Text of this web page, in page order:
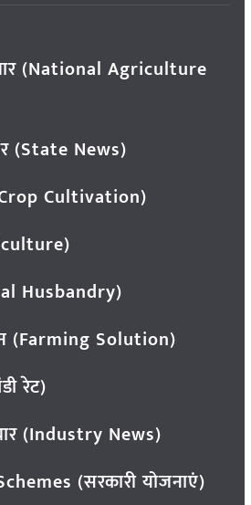
(National Agriculture
(State News)
Cultivation)
Husbandry)
(Farming Solution)
रेट)
(Industry News)
(सरकारी योजनाएं)